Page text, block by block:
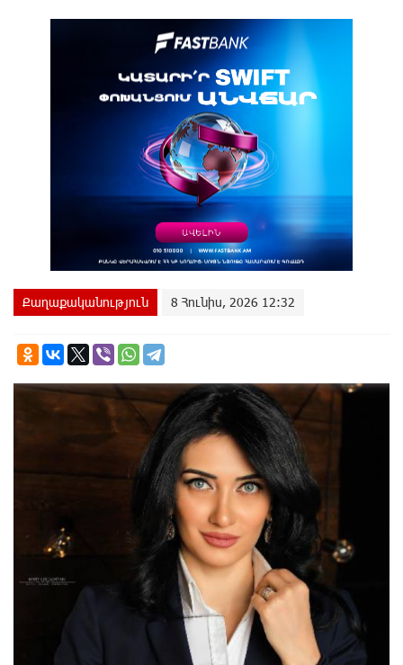
Քաղաքականություն 8 Հունիս, 2026 12:32